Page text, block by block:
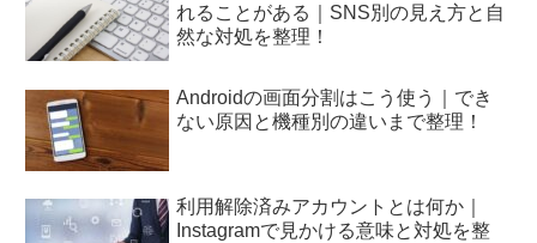
れることがある｜SNS別の見え方と自
然な対処を整理！
Androidの画面分割はこう使う｜でき
ない原因と機種別の違いまで整理！
利用解除済みアカウントとは何か｜
Instagramで見かける意味と対処を整